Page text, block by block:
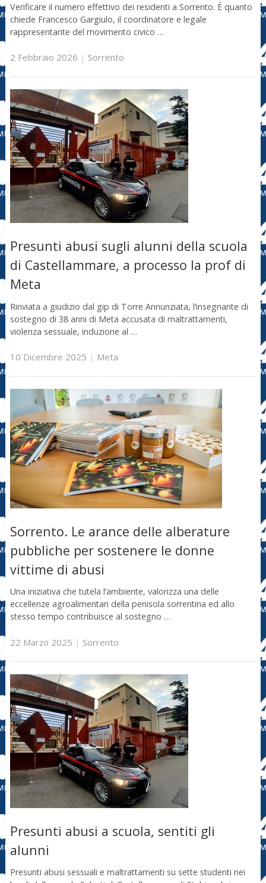
Verificare il numero effettivo dei residenti a Sorrento. È quanto
chiede Francesco Gargiulo, il coordinatore e legale
rappresentante del movimento civico …
2 Febbraio 2026 | Sorrento
Presunti abusi sugli alunni della scuola
di Castellammare, a processo la prof di
Meta
Rinviata a giudizio dal gip di Torre Annunziata, l’insegnante di
sostegno di 38 anni di Meta accusata di maltrattamenti,
violenza sessuale, induzione al …
10 Dicembre 2025 | Meta
Sorrento. Le arance delle alberature
pubbliche per sostenere le donne
vittime di abusi
Una iniziativa che tutela l’ambiente, valorizza una delle
eccellenze agroalimentari della penisola sorrentina ed allo
stesso tempo contribuisce al sostegno …
22 Marzo 2025 | Sorrento
Presunti abusi a scuola, sentiti gli
alunni
Presunti abusi sessuali e maltrattamenti su sette studenti nei